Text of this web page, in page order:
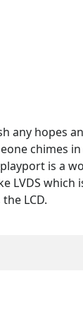
any hopes
chimes
is a
LVDS which
LCD.